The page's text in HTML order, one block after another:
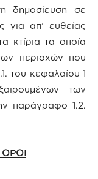
δημοσίευση σε
απ’ ευθείας
κτίρια τα οποία
περιοχών που
του κεφαλαίου 1
των
παράγραφο 1.2.